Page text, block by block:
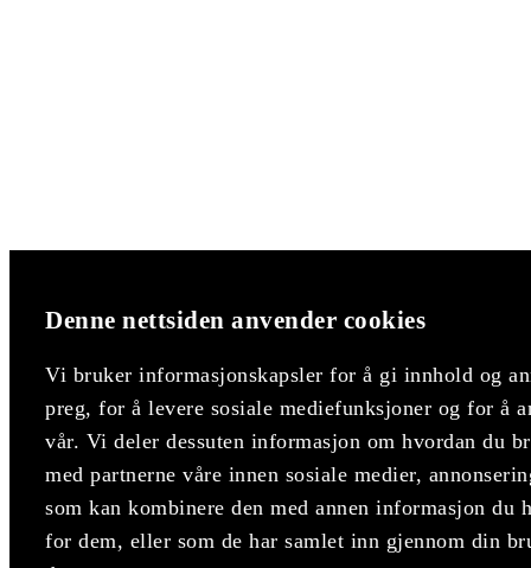
Denne nettsiden anvender cookies
Vi bruker informasjonskapsler for å gi innhold og
preg, for å levere sosiale mediefunksjoner og for å
vår. Vi deler dessuten informasjon om hvordan du
med partnerne våre innen sosiale medier,
som kan kombinere den med annen informasjon
for dem, eller som de har samlet inn gjennom din